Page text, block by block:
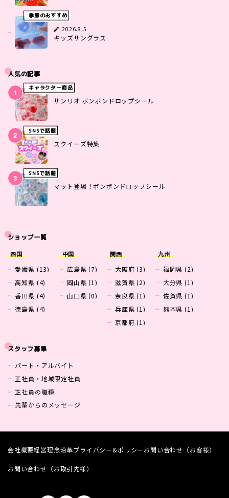
季節のおすすめ
2026.8.5
キッズサングラス
人気の記事
キャラクター商品
サンリオ ボンボンドロップシール
SNSで話題
スクイーズ特集
SNSで話題
マット登場！ボンボンドロップシール
ショップ一覧
四国
愛媛県 (13)
高知県 (4)
香川県 (4)
徳島県 (4)
中国
広島県 (7)
岡山県 (1)
山口県 (0)
関西
大阪府 (3)
滋賀県 (2)
奈良県 (1)
兵庫県 (1)
京都府 (1)
九州
福岡県 (2)
大分県 (1)
佐賀県 (1)
熊本県 (1)
スタッフ募集
パート・アルバイト
正社員・地域限定社員
正社員の職種
先輩からのメッセージ
会社概要経営理念沿革プライバシー&ポリシーお問い合わせ（お客様）
お問い合わせ（お取引先様）